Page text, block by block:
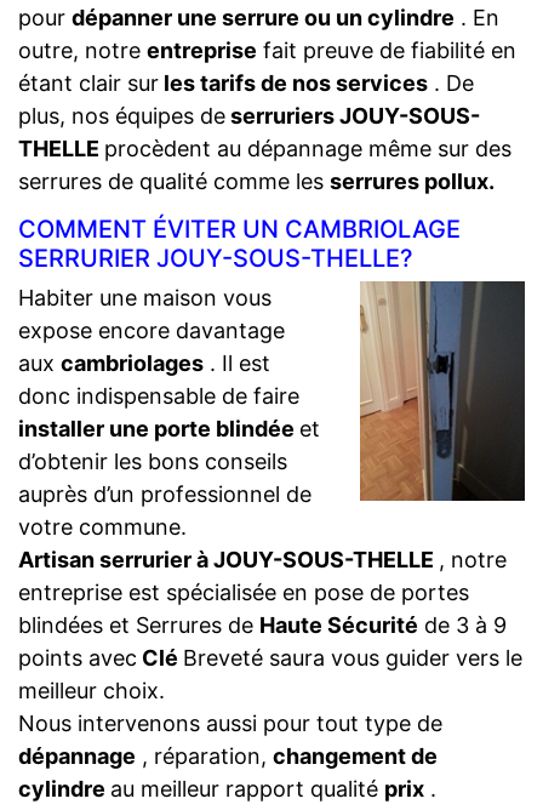
pour dépanner une serrure ou un cylindre . En
outre, notre entreprise fait preuve de fiabilité en
étant clair sur les tarifs de nos services . De
plus, nos équipes deserruriers JOUY-SOUS-
THELLE procèdent au dépannage même sur des
serrures de qualité comme les serrures pollux.
COMMENT ÉVITER UN CAMBRIOLAGE
SERRURIER JOUY-SOUS-THELLE?
Habiter une maison vous
expose encore davantage
aux cambriolages . Il est
donc indispensable de faire
installer une porte blindée et
d’obtenir les bons conseils
auprès d’un professionnel de
votre commune.
Artisan serrurier à JOUY-SOUS-THELLE , notre
entreprise est spécialisée en pose de portes
blindées et Serrures de Haute Sécurité de 3 à 9
points avec Clé Breveté saura vous guider vers le
meilleur choix.
Nous intervenons aussi pour tout type de
dépannage , réparation, changement de
cylindre au meilleur rapport qualité prix .